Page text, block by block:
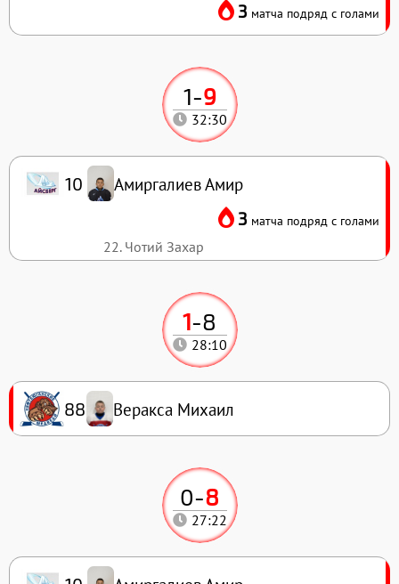
0-8
27:22
1-8
28:10
88 Веракса Михаил
1-9
32:30
10 Амиргалиев Амир
3 матча подряд с голами
22. Чотий Захар
3 матча подряд с голами